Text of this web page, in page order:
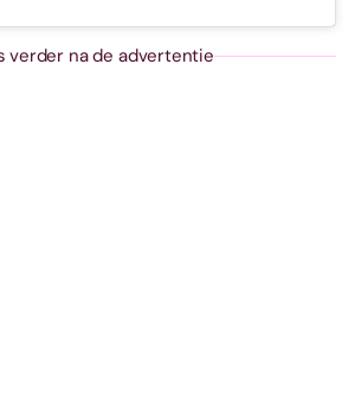
verder na de advertentie